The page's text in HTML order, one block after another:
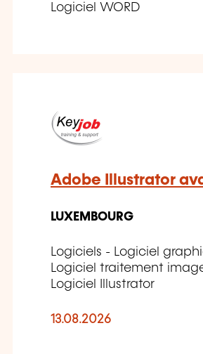
Logiciel WORD
Adobe Illustrator
LUXEMBOURG
Logiciels - Logiciel
Logiciel traitement
Logiciel Illustrator
13.08.2026